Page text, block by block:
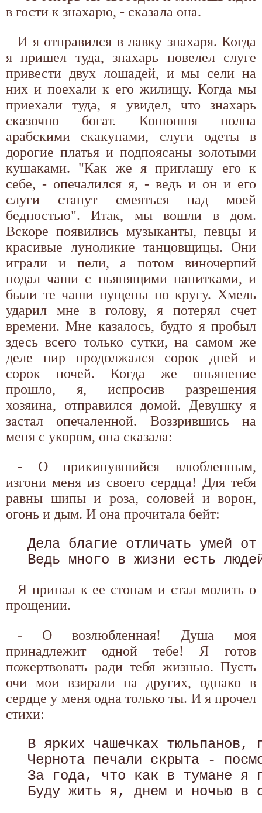
в гости к знахарю, - сказала она.
И я отправился в лавку знахаря. Когда
я пришел туда, знахарь повелел слуге
привести двух лошадей, и мы сели на
них и поехали к его жилищу. Когда мы
приехали туда, я увидел, что знахарь
сказочно богат. Конюшня полна
арабскими скакунами, слуги одеты в
дорогие платья и подпоясаны золотыми
кушаками. "Как же я приглашу его к
себе, - опечалился я, - ведь и он и его
слуги станут смеяться над моей
бедностью". Итак, мы вошли в дом.
Вскоре появились музыканты, певцы и
красивые луноликие танцовщицы. Они
играли и пели, а потом виночерпий
подал чаши с пьянящими напитками, и
были те чаши пущены по кругу. Хмель
ударил мне в голову, я потерял счет
времени. Мне казалось, будто я пробыл
здесь всего только сутки, на самом же
деле пир продолжался сорок дней и
сорок ночей. Когда же опьянение
прошло, я, испросив разрешения
хозяина, отправился домой. Девушку я
застал опечаленной. Воззрившись на
меня с укором, она сказала:
- О прикинувшийся влюбленным,
изгони меня из своего сердца! Для тебя
равны шипы и роза, соловей и ворон,
огонь и дым. И она прочитала бейт:
Дела благие отличать умей
Я припал к ее стопам и стал молить о
прощении.
- О возлюбленная! Душа моя
принадлежит одной тебе! Я готов
пожертвовать ради тебя жизнью. Пусть
очи мои взирали на других, однако в
сердце у меня одна только ты. И я прочел
стихи:
В ярких чашечках тюльпанов,
Чернота печали скрыта -
За года, что как в тумане